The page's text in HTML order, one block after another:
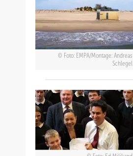
Foto: EMPA/Montage: Andreas
Schlegel